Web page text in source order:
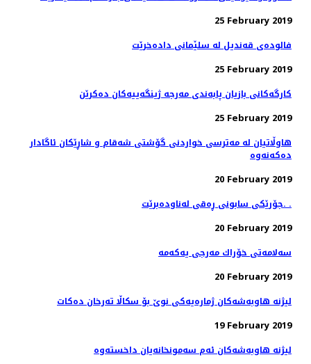
25 February 2019
فالوده‌ی قه‌ندیل له‌ سلێمانی داده‌خرێت
25 February 2019
كارگه‌كانی بازیان پابه‌ندی مه‌رجه‌ ژینگه‌ییه‌كان ده‌كرێن
25 February 2019
هاوڵاتیان له‌ مەترسی خواردنی گۆشتی شەقام و شاڕێكان ئاگادار
20 February 2019
جۆرێكی سابونی ڕه‌قی له‌ناوده‌برێت. .
20 February 2019
20 February 2019
لیژنه‌ هاوبه‌شه‌كان ژماره‌یه‌كی نوێ بۆ سكاڵا ته‌رخان ده‌كات
19 February 2019